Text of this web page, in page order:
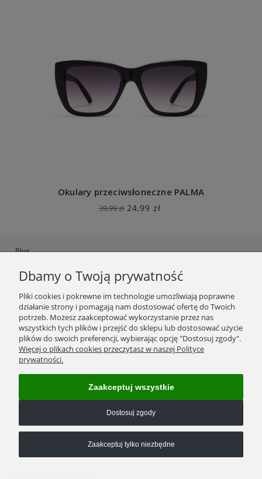
Okulary przeciwsłoneczne PALMA
24,99 zł
39,99 zł
Blog
Ustawienia plików cookies
Polityka Prywatności
Regulamin
Zwroty/wymiana towaru
Reklamacje
Formy płatności
Kontakt
Numer konta bankowego:05 1140 2004 0000 3102 7408 7207
Dbamy o Twoją prywatność
Pliki cookies i pokrewne im technologie umożliwiają poprawne
działanie strony i pomagają nam dostosować ofertę do Twoich
potrzeb. Możesz zaakceptować wykorzystanie przez nas
wszystkich tych plików i przejść do sklepu lub dostosować użycie
plików do swoich preferencji, wybierając opcję "Dostosuj zgody".
Więcej o plikach cookies przeczytasz w naszej Polityce
prywatności.
Zaakceptuj tylko niezbędne
Dostosuj zgody
Zaakceptuj wszystkie